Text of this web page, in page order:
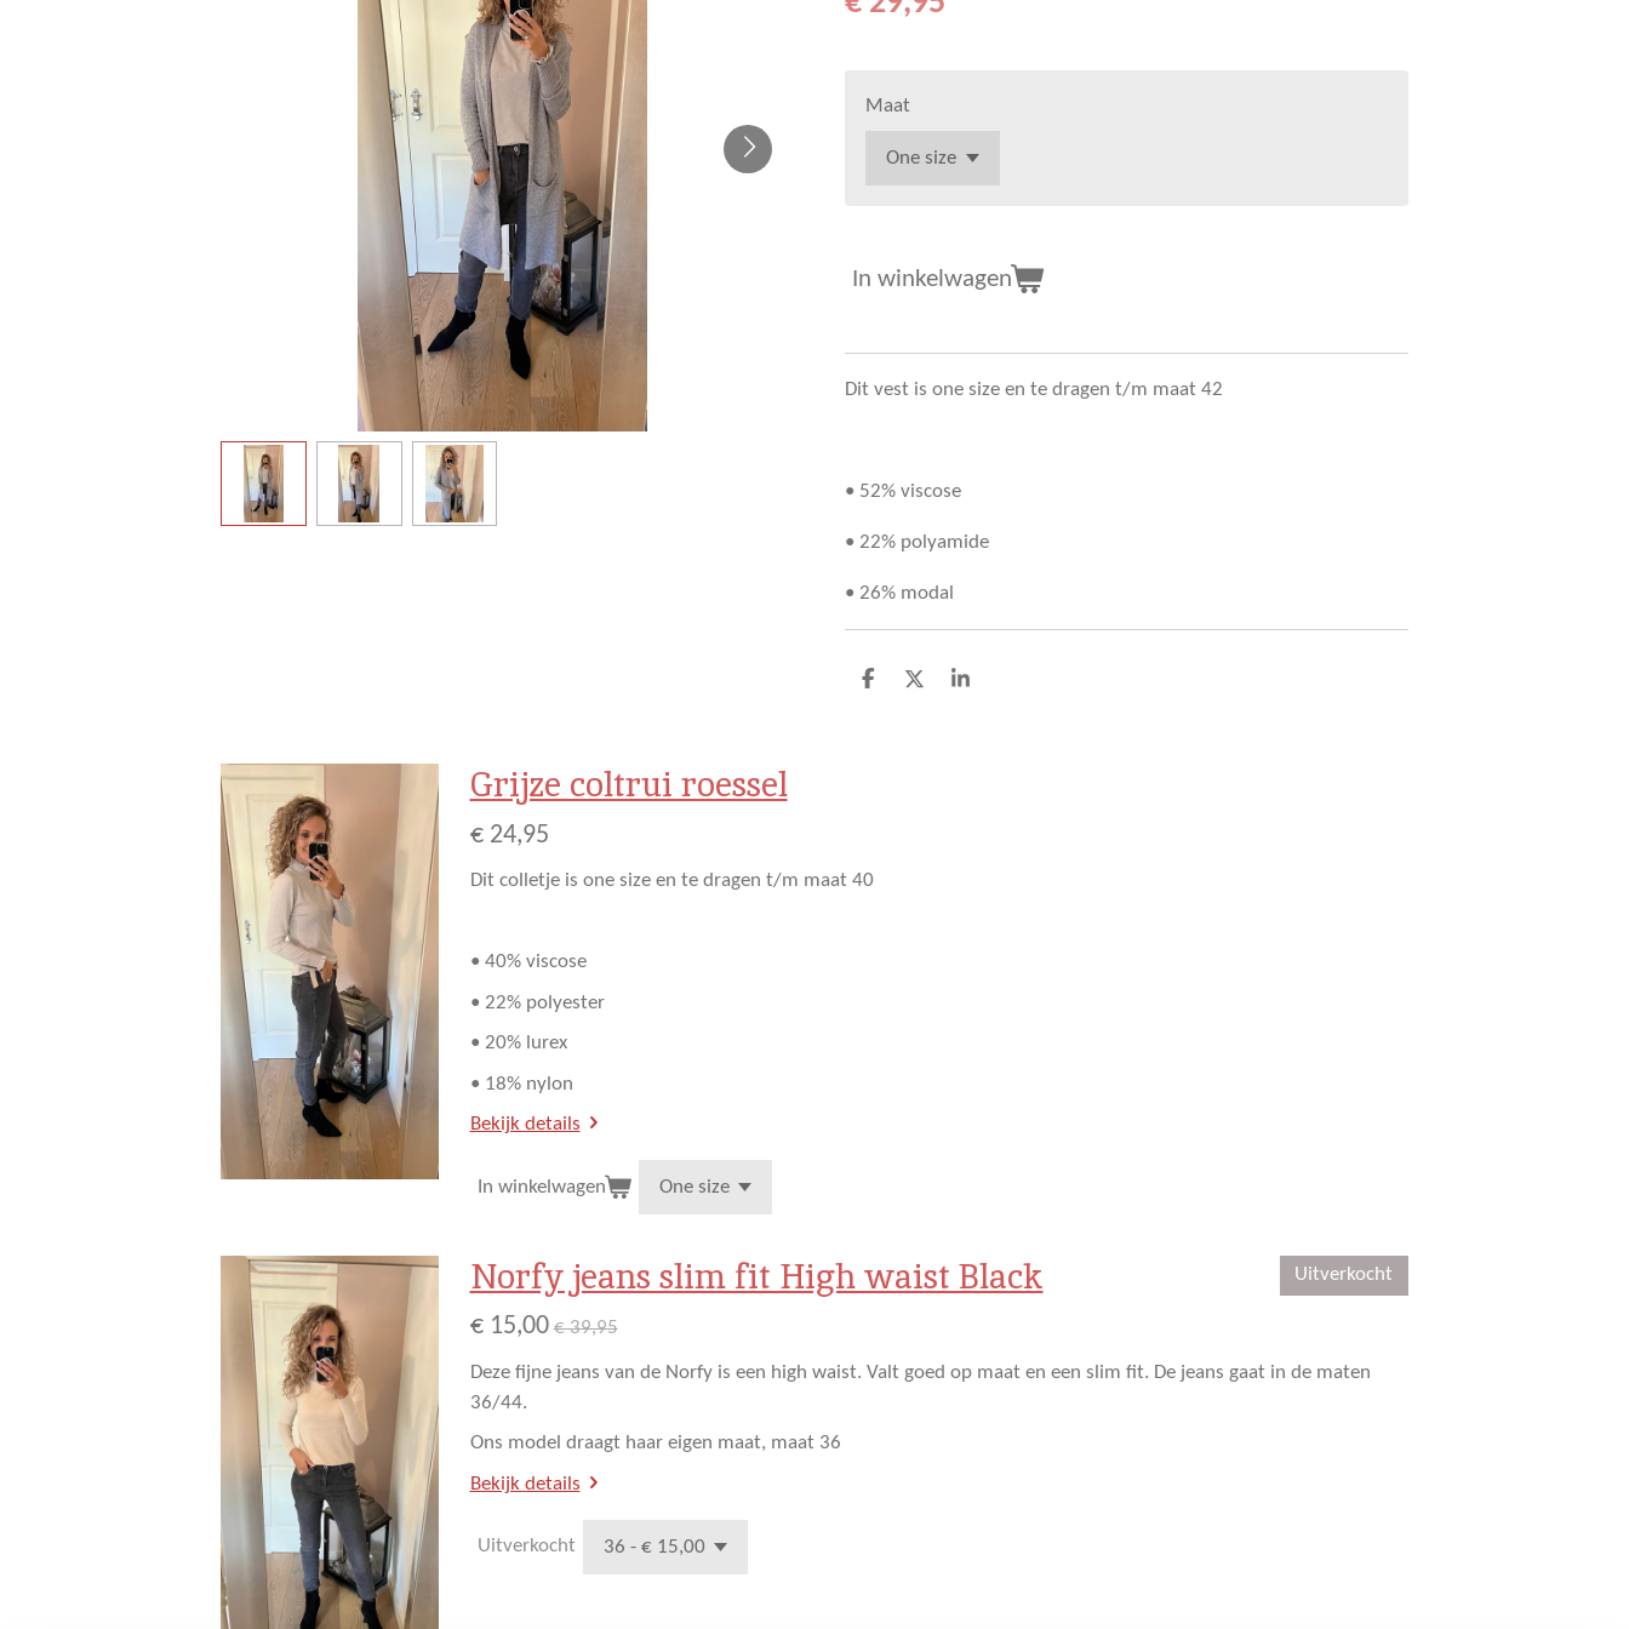
Maat
In winkelwagen
Dit vest is one size en te dragen t/m maat 42
• 52% viscose
• 22% polyamide
• 26% modal
D
D
S
Grijze coltrui roessel
€ 24,95
Dit colletje is one size en te dragen t/m maat 40
• 40% viscose
• 22% polyester
• 20% lurex
• 18% nylon
Bekijk details
In winkelwagen
Uitverkocht
Norfy jeans slim fit High waist Black
€ 15,00 € 39,95
Deze fijne jeans van de Norfy is een high waist. Valt goed op maat en een slim fit. De jeans gaat in de maten
36/44.
Ons model draagt haar eigen maat, maat 36
Bekijk details
Uitverkocht